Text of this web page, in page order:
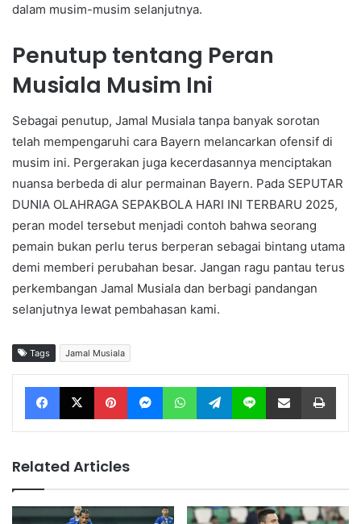
dalam musim-musim selanjutnya.
Penutup tentang Peran
Musiala Musim Ini
Sebagai penutup, Jamal Musiala tanpa banyak sorotan
telah mempengaruhi cara Bayern melancarkan ofensif di
musim ini. Pergerakan juga kecerdasannya menciptakan
nuansa berbeda di alur permainan Bayern. Pada SEPUTAR
DUNIA OLAHRAGA SEPAKBOLA HARI INI TERBARU 2025,
peran model tersebut menjadi contoh bahwa seorang
pemain bukan perlu terus berperan sebagai bintang utama
demi memberi perubahan besar. Jangan ragu pantau terus
perkembangan Jamal Musiala dan berbagi pandangan
selanjutnya lewat pembahasan kami.
Tags Jamal Musiala
Facebook X Pinterest Messenger WhatsApp Telegram Line Share via Email
Related Articles